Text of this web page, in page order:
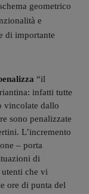
geometrico
e
di importante
“il
infatti tutte
vincolate dallo
sono penalizzate
L’incremento
– porta
di
che vi
ore di punta del